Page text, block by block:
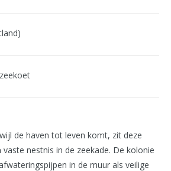
de haven tot leven komt, zit deze
nestnis in de zeekade. De kolonie
in de muur als veilige